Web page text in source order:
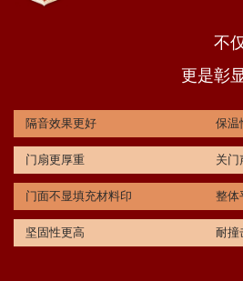
不
更是彰
隔音效果更好 保温
门扇更厚重 关门
门面不显填充材料印 整体
坚固性更高 耐撞